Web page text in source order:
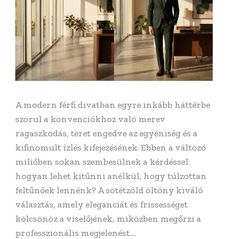
A modern férfi divatban egyre inkább háttérbe
szorul a konvenciókhoz való merev
ragaszkodás, teret engedve az egyéniség és a
kifinomult ízlés kifejezésének. Ebben a változó
miliőben sokan szembesülnek a kérdéssel:
hogyan lehet kitűnni anélkül, hogy túlzottan
feltűnőek lennénk? A sötétzöld öltöny kiváló
választás, amely eleganciát és frissességet
kölcsönöz a viselőjének, miközben megőrzi a
professzionális megjelenést....